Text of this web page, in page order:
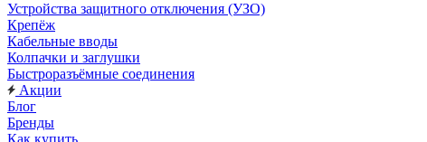
Устройства защитного отключения (УЗО)
Крепёж
Кабельные вводы
Колпачки и заглушки
Быстроразъёмные соединения
Акции
Блог
Бренды
Как купить